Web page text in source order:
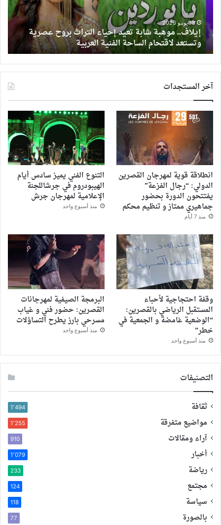
عصرية
وتستعد
لاقتحام
الساحة
الفنية
العربية
18 يونيو 2026
إيلاف.. موهبة شابة تعيد إحياء التراث بروح عصرية
وتستعد لاقتحام الساحة الفنية العربية
آخر المستجدات
انطلاقة قوية لمهرجان القصرين
الدولي: “رجال الفزعة”
يفتتحون الدورة بحضور
جماهيري ممتاز و تنظيم محكم
منذ 7 أيام
التنوع الفني يميز سادس أيام
الهيبودروم في جرشاللجنة
الإعلامية لمهرجان جرش
منذ أسبوع واحد
وقفة احتجاجية لأحباء
المستقبل الرياضي بالقصرين:
“الوضعية غامضة و الجمعية في
خطر”
منذ أسبوع واحد
البرمجة الصيفية لمهرجانات
القصرين: حضور فني و غياب
مسرحي بارز يطرح التساؤلات
منذ أسبوع واحد
التصنيفات
ثقافة 1٬494
مواضيع متفرقة 1٬255
آراء ومقالات 910
أخبار 1٬079
رياضة 233
مجتمع 124
سياسة 118
بالصورة 77